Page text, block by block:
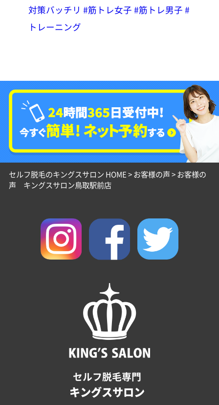
対策バッチリ #筋トレ女子 #筋トレ男子 #
トレーニング
セルフ脱毛のキングスサロン HOME>お客様の声>お客様の
声 キングスサロン鳥取駅前店
セルフ脱毛専門
キングスサロン